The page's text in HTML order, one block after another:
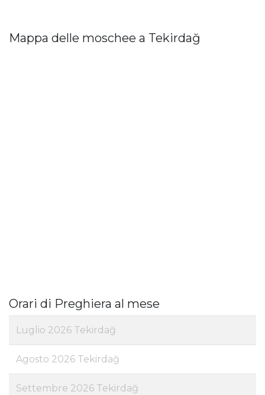
Mappa delle moschee a Tekirdağ
Orari di Preghiera al mese
Luglio 2026 Tekirdağ
Agosto 2026 Tekirdağ
Settembre 2026 Tekirdağ